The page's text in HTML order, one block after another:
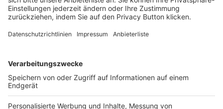
FOLGE DEM BFV
TOP-VEREINE